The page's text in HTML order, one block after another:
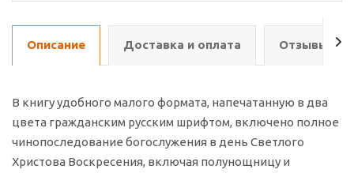
Описание Доставка и оплата Отзывы о
В книгу удобного малого формата, напечатанную в два
цвета гражданским русским шрифтом, включено полное
чинопоследование богослужения в день Светлого
Христова Воскресения, включая полунощницу и